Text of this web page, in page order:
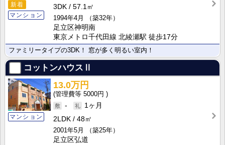
新着
マンション
3DK
57.1㎡
1994年4月
（築32年）
足立区神明南
東京メトロ千代田線 北綾瀬駅 徒歩17分
ファミリータイプの3DK！ 窓が多く明るい室内！
コットンハウスⅡ
マンション
13.0万円
5000円
-
1ヶ月
2LDK
48㎡
2001年5月
（築25年）
足立区弘道